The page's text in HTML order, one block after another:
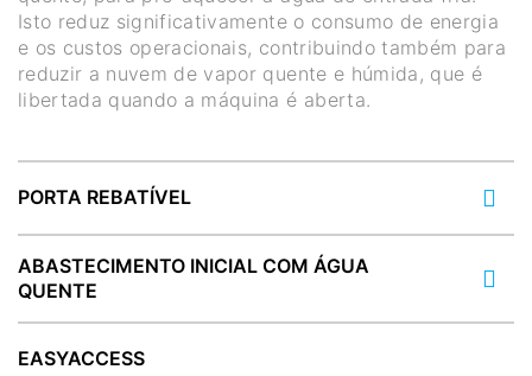
Isto reduz significativamente o consumo de energia
e os custos operacionais, contribuindo também para
reduzir a nuvem de vapor quente e húmida, que é
libertada quando a máquina é aberta.
PORTA REBATÍVEL
ABASTECIMENTO INICIAL COM ÁGUA
QUENTE
EASYACCESS